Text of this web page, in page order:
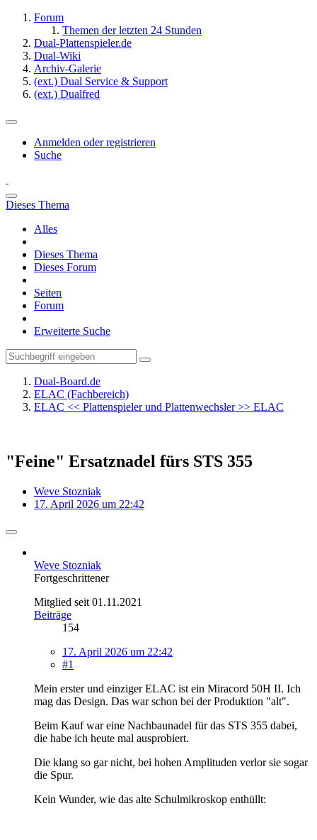
Forum
Themen der letzten 24 Stunden
Dual-Plattenspieler.de
Dual-Wiki
Archiv-Galerie
(ext.) Dual Service & Support
(ext.) Dualfred
Anmelden oder registrieren
Suche
Dieses Thema
Alles
Dieses Thema
Dieses Forum
Seiten
Forum
Erweiterte Suche
Dual-Board.de
ELAC (Fachbereich)
ELAC << Plattenspieler und Plattenwechsler >> ELAC
"Feine" Ersatznadel fürs STS 355
Weve Stozniak
17. April 2026 um 22:42
Weve Stozniak
Fortgeschrittener
Mitglied seit 01.11.2021
Beiträge
154
17. April 2026 um 22:42
#1
Mein erster und einziger ELAC ist ein Miracord 50H II. Ich
mag das Design. Das war schon bei der Produktion "alt".
Beim Kauf war eine Nachbaunadel für das STS 355 dabei,
die habe ich heute mal ausprobiert.
Die klang so gar nicht, bei hohen Amplituden verlor sie sogar
die Spur.
Kein Wunder, wie das alte Schulmikroskop enthüllt: